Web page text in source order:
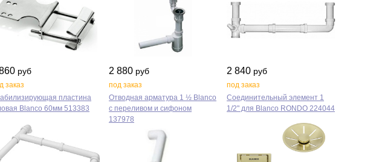
руб
заказ
пластина
Blanco 60мм 513383
2 880 руб
под заказ
Отводная арматура 1 ½ Blanco
с переливом и сифоном
137978
2 840 руб
под заказ
Соединительный элемент 1
1/2" для Blanco RONDO 224044